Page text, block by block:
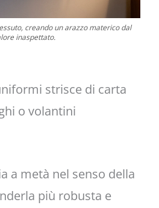
creando un arazzo materico dal
inaspettato.
strisce di carta
o volantini
a metà nel senso della
più robusta e